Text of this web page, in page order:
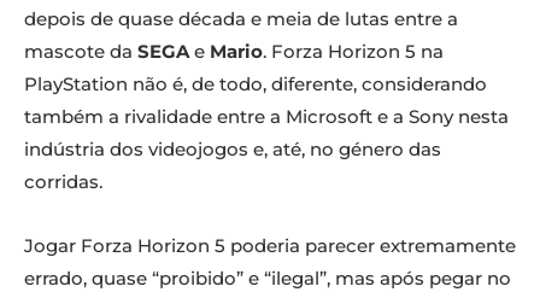
depois de quase década e meia de lutas entre a
mascote da SEGAe Mario. Forza Horizon 5 na
PlayStation não é, de todo, diferente, considerando
também a rivalidade entre a Microsoft e a Sony nesta
indústria dos videojogos e, até, no género das
corridas.
Jogar Forza Horizon 5 poderia parecer extremamente
errado, quase “proibido” e “ilegal”, mas após pegar no